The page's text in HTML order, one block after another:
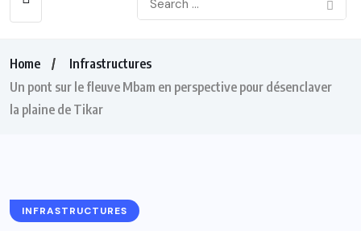
Home
Infrastructures
Un pont sur le fleuve Mbam en perspective pour désenclaver
la plaine de Tikar
INFRASTRUCTURES